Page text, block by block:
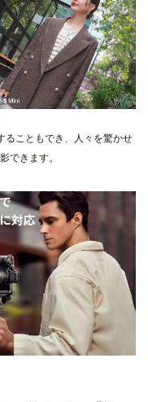
ることもでき、人々を驚かせ
できます。